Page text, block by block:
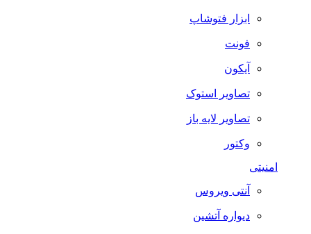
ابزار فتوشاپ
فونت
آیکون
تصاویر استوک
تصاویر لایه باز
وکتور
امنیتی
آنتی ویروس
دیواره آتشین